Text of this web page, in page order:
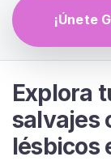
¡Únete
Explora
salvajes
lésbicos
A
T
I
I
n